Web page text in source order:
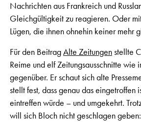
Nachrichten aus Frankreich und
Gleichgültigkeit zu reagieren. Oder
Lügen, die ihnen ohnehin keiner mehr
Für den BeitragAlte Zeitungenstellte
Reime und elf Zeitungsausschnitte wie
gegenüber. Er schaut sich alte
stellt fest, dass genau das eingetroffen
eintreffen würde – und umgekehrt.
will sich Bloch nicht geschlagen